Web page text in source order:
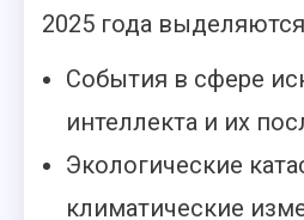
2025 года
События в сфере
интеллекта и их
Экологические
климатические